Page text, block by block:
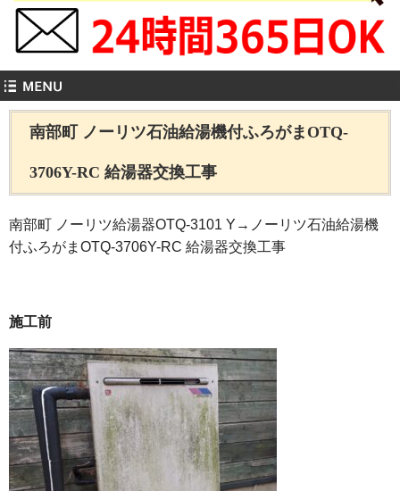
南部町 ノーリツ石油給湯機付ふろがまOTQ-
3706Y-RC 給湯器交換工事
南部町 ノーリツ給湯器OTQ-3101 Y→ノーリツ石油給湯機
付ふろがまOTQ-3706Y-RC 給湯器交換工事
施工前